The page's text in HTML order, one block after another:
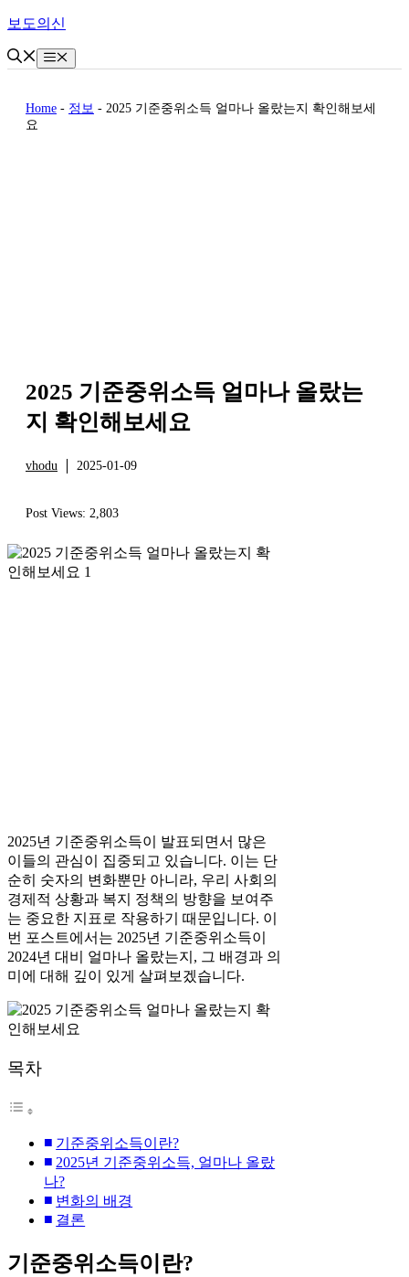
Skip
content
보도의신
Menu
Home - 정보 - 2025 기준중위소득 얼마나 올랐는지 확인해보세
요
2025 기준중위소득 얼마나 올랐는
지 확인해보세요
vhodu 2025-01-09
Post Views: 2,803
2025년 기준중위소득이 발표되면서 많은
이들의 관심이 집중되고 있습니다. 이는 단
순히 숫자의 변화뿐만 아니라, 우리 사회의
경제적 상황과 복지 정책의 방향을 보여주
는 중요한 지표로 작용하기 때문입니다. 이
번 포스트에서는 2025년 기준중위소득이
2024년 대비 얼마나 올랐는지, 그 배경과 의
미에 대해 깊이 있게 살펴보겠습니다.
목차
기준중위소득이란?
2025년 기준중위소득, 얼마나 올랐
나?
변화의 배경
결론
기준중위소득이란?